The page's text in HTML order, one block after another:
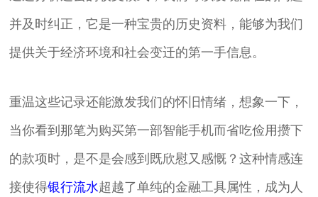
并及时纠正，它是一种宝贵的历史资料，能够为我们
提供关于经济环境和社会变迁的第一手信息。
重温这些记录还能激发我们的怀旧情绪，想象一下，
当你看到那笔为购买第一部智能手机而省吃俭用攒下
的款项时，是不是会感到既欣慰又感慨？这种情感连
接使得银行流水超越了单纯的金融工具属性，成为人